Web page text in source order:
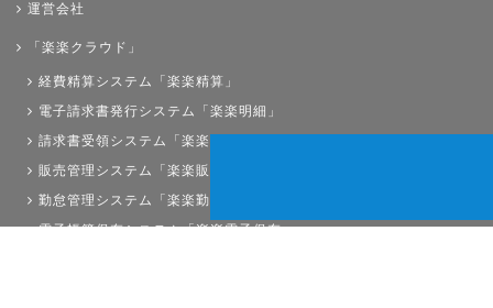
運営会社
「楽楽クラウド」
経費精算システム「楽楽精算」
電子請求書発行システム「楽楽明細」
請求書受領システム「楽楽請求」
販売管理システム「楽楽販売」
勤怠管理システム「楽楽勤怠」
電子帳簿保存システム「楽楽電子保存」